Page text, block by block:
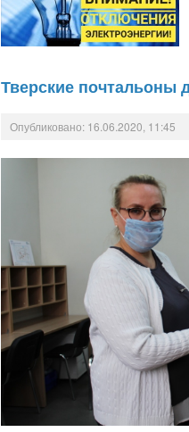
Тверские почтальоны
Опубликовано: 16.06.2020, 11:45